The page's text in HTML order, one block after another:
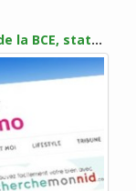
Crédit immobilier : Avant la décision de la BCE, statu quo sur les taux en juin